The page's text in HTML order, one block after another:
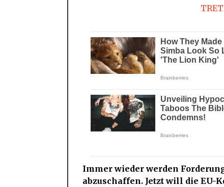
Immer wieder werden
abzuschaffen. Jetzt will die EU-